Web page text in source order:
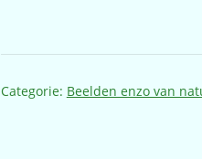
Categorie: Beelden enzo van